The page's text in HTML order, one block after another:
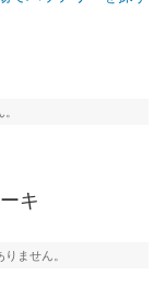
キ
ません。